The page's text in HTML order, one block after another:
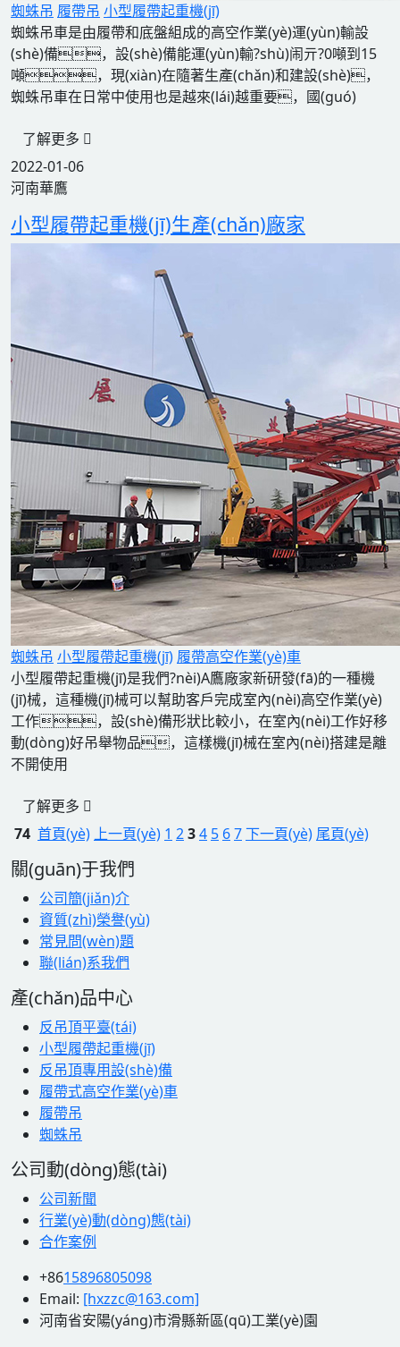
蜘蛛吊 履帶吊 小型履帶起重機(jī)
蜘蛛吊車是由履帶和底盤組成的高空作業(yè)運(yùn)輸設
(shè)備，設(shè)備能運(yùn)輸?shù)闹亓?0噸到15
噸，現(xiàn)在隨著生產(chǎn)和建設(shè)，
蜘蛛吊車在日常中使用也是越來(lái)越重要，國(guó)
了解更多
2022-01-06
河南華鷹
小型履帶起重機(jī)生產(chǎn)廠家
蜘蛛吊 小型履帶起重機(jī) 履帶高空作業(yè)車
小型履帶起重機(jī)是我們?nèi)A鷹廠家新研發(fā)的一種機
(jī)械，這種機(jī)械可以幫助客戶完成室內(nèi)高空作業(yè)
工作，設(shè)備形狀比較小，在室內(nèi)工作好移
動(dòng)好吊舉物品，這樣機(jī)械在室內(nèi)搭建是離
不開使用
了解更多
74 首頁(yè) 上一頁(yè) 1 234 5 67下一頁(yè) 尾頁(yè)
關(guān)于我們
公司簡(jiǎn)介
資質(zhì)榮譽(yù)
常見問(wèn)題
聯(lián)系我們
產(chǎn)品中心
反吊頂平臺(tái)
小型履帶起重機(jī)
反吊頂專用設(shè)備
履帶式高空作業(yè)車
履帶吊
蜘蛛吊
公司動(dòng)態(tài)
公司新聞
行業(yè)動(dòng)態(tài)
合作案例
+8615896805098
Email: [hxzzc@163.com]
河南省安陽(yáng)市滑縣新區(qū)工業(yè)園